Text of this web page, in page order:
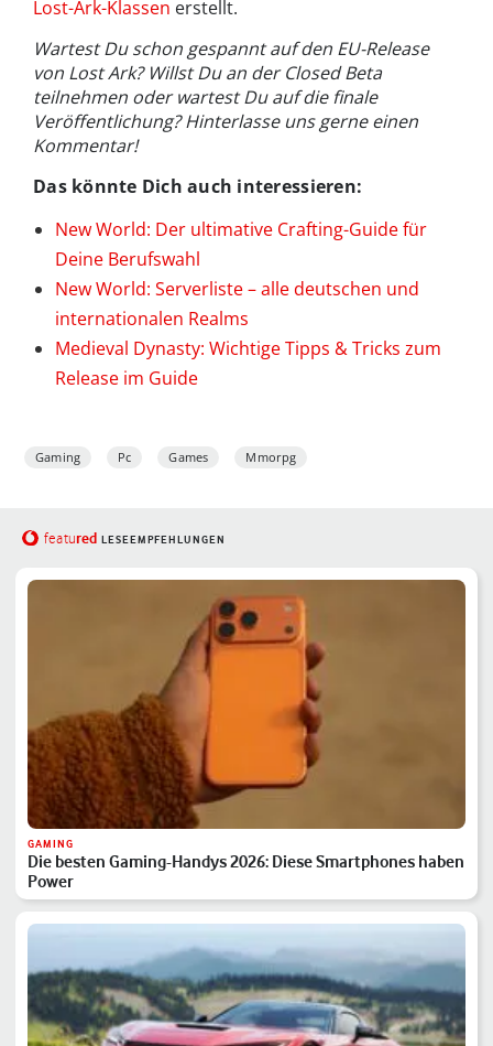
Lost-Ark-Klassen erstellt.
Wartest Du schon gespannt auf den EU-Release
von Lost Ark? Willst Du an der Closed Beta
teilnehmen oder wartest Du auf die finale
Veröffentlichung? Hinterlasse uns gerne einen
Kommentar!
Das könnte Dich auch interessieren:
New World: Der ultimative Crafting-Guide für
Deine Berufswahl
New World: Serverliste – alle deutschen und
internationalen Realms
Medieval Dynasty: Wichtige Tipps & Tricks zum
Release im Guide
Gaming Pc Games Mmorpg
featured LESEEMPFEHLUNGEN
GAMING
Die besten Gaming-Handys 2026: Diese Smartphones haben
Power